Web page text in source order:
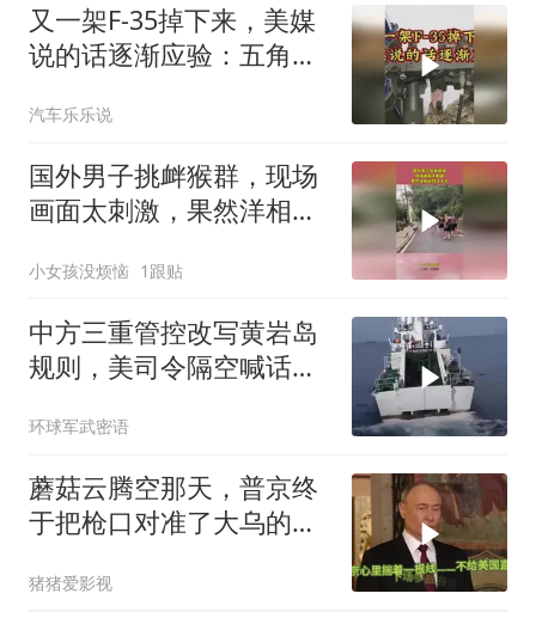
又一架F-35掉下来，美媒
说的话逐渐应验：五角大
汽车乐乐说
国外男子挑衅猴群，现场
画面太刺激，果然洋相还
小女孩没烦恼 1跟贴
中方三重管控改写黄岩岛
规则，美司令隔空喊话露
环球军武密语
蘑菇云腾空那天，普京终
于把枪口对准了大乌的军
猪猪爱影视